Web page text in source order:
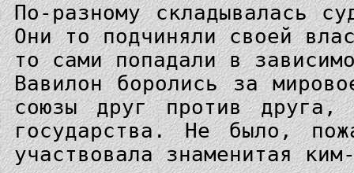
По-разному складывалась
Они то подчиняли своей
то сами попадали в
Вавилон боролись за
союзы друг против друга,
государства. Не было,
участвовала знаменитая